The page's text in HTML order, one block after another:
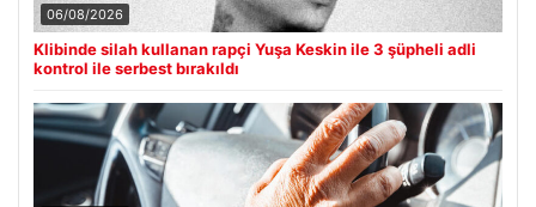
06/08/2026
Klibinde silah kullanan rapçi Yuşa Keskin ile 3 şüpheli adli
kontrol ile serbest bırakıldı